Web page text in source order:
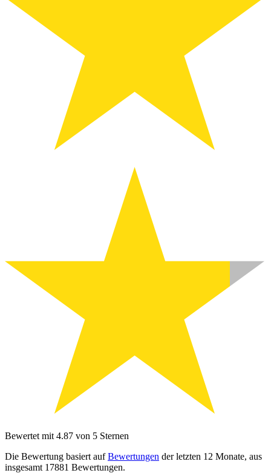
Bewertet mit 4.87 von 5 Sternen
Die Bewertung basiert aufBewertungen der letzten 12 Monate, aus
insgesamt 17881 Bewertungen.